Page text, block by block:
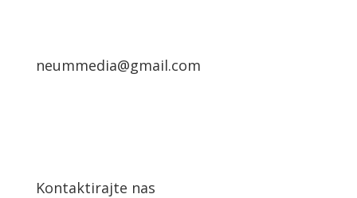
neummedia@gmail.com
Kontaktirajte nas